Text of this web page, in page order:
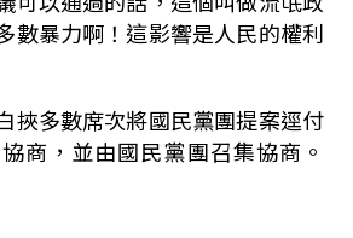
數暴力啊！這影響是人民的權利
挾多數席次將國民黨團提案逕付
商，並由國民黨團召集協商。